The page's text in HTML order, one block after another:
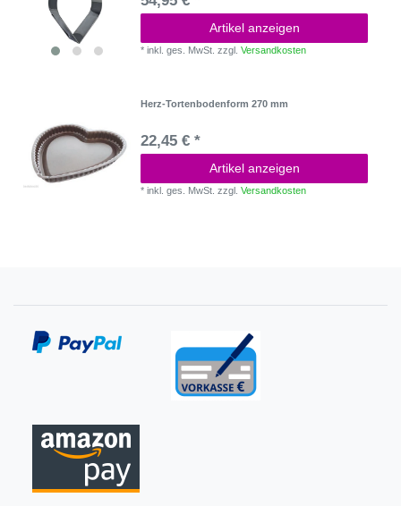
Artikel anzeigen
*inkl. ges. MwSt. zzgl.Versandkosten
Herz-Tortenbodenform 270 mm
22,45 € *
Artikel anzeigen
*inkl. ges. MwSt. zzgl.Versandkosten